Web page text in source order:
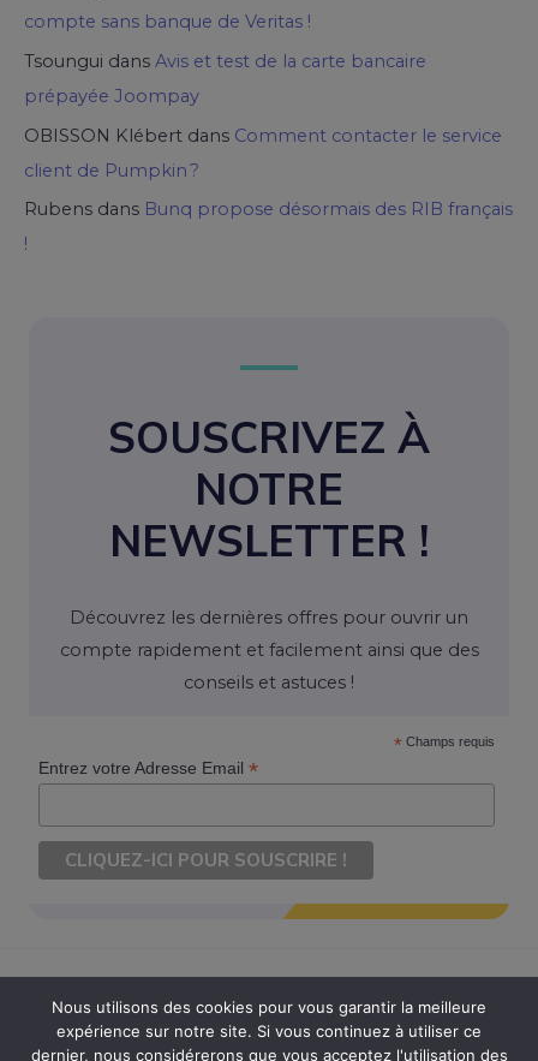
compte sans banque de Veritas !
Tsoungui dans Avis et test de la carte bancaire
prépayée Joompay
OBISSON Klébert dans Comment contacter le service
client de Pumpkin ?
Rubens dans Bunq propose désormais des RIB français
!
SOUSCRIVEZ À
NOTRE
NEWSLETTER !
Découvrez les dernières offres pour ouvrir un
compte rapidement et facilement ainsi que des
conseils et astuces !
* Champs requis
Entrez votre Adresse Email*
Copyright © 2026 Ouvrir Son Compte. Tous Droits Réservés
Nous utilisons des cookies pour vous garantir la meilleure
expérience sur notre site. Si vous continuez à utiliser ce
dernier, nous considérerons que vous acceptez l'utilisation des